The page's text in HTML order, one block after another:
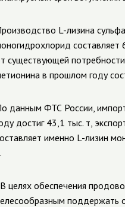
L-лизина
составляет
существующей
в прошлом году
данным ФТС России,
достиг 43,1 тыс. т,
именно L-лизин
целях обеспечения
поддержать